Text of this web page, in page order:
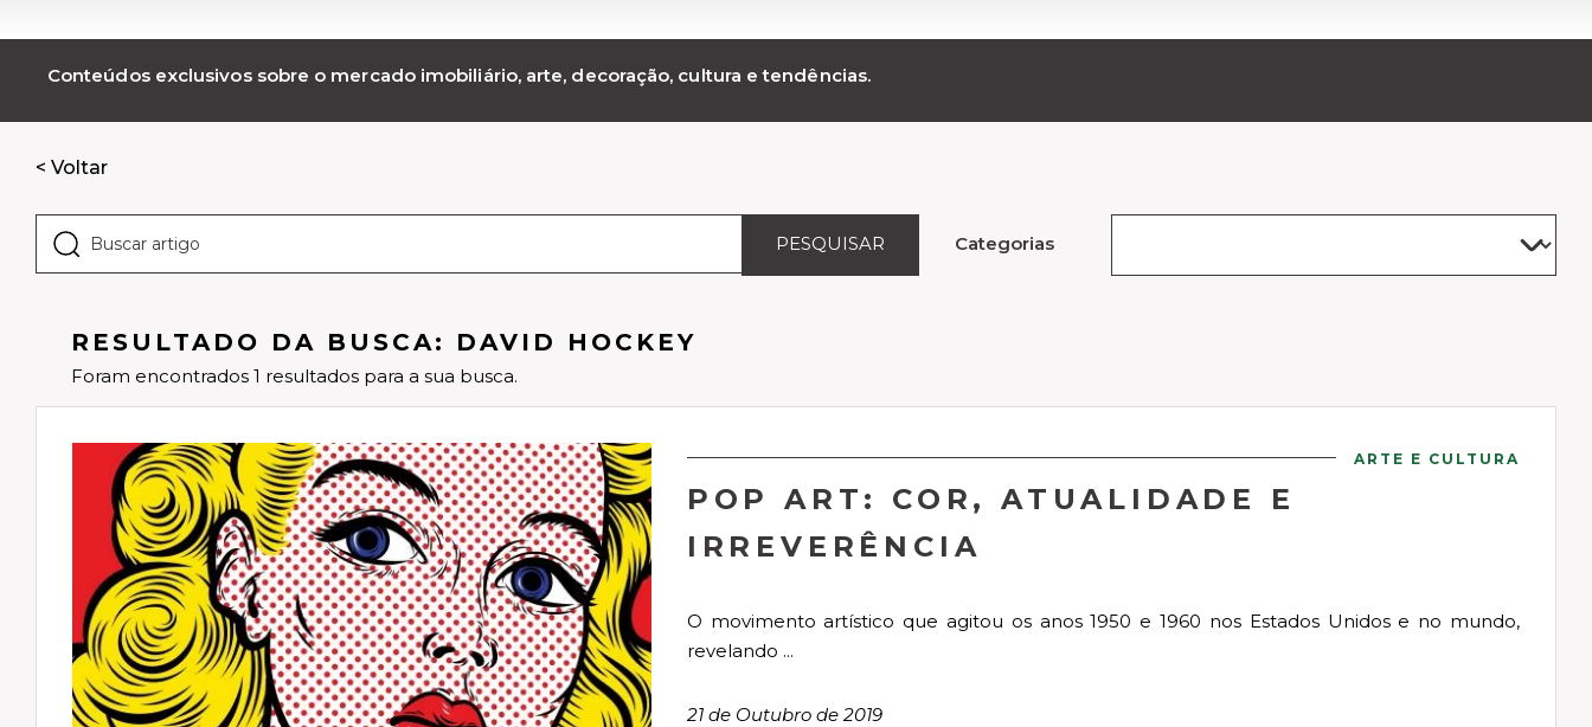
Conteúdos exclusivos sobre o mercado imobiliário, arte, decoração, cultura e tendências.
< Voltar
PESQUISAR Categorias
RESULTADO DA BUSCA: DAVID HOCKEY
Foram encontrados 1 resultados para a sua busca.
ARTE E CULTURA
POP ART: COR, ATUALIDADE E
IRREVERÊNCIA
O movimento artístico que agitou os anos 1950 e 1960 nos Estados Unidos e no mundo,
revelando ...
21 de Outubro de 2019